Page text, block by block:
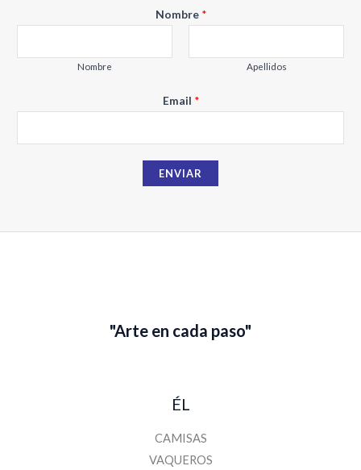
m
N
m
b
r
Nombre *
Nombre Apellidos
Email *
ENVIAR
"Arte en cada paso"
ÉL
CAMISAS
VAQUEROS